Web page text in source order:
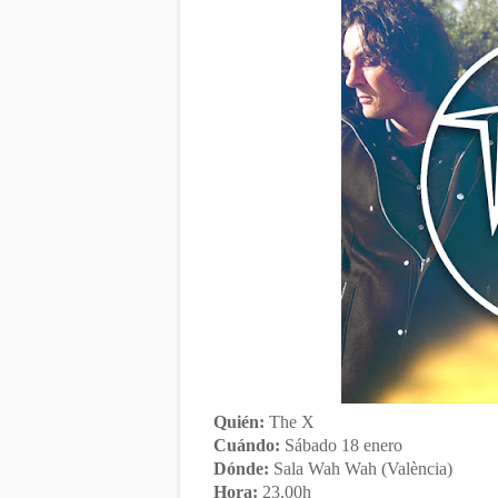
Quién: The X
Cuándo: Sábado 18 enero
Dónde: Sala Wah Wah (València)
Hora: 23.00h